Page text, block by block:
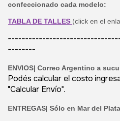
confeccionado cada modelo:
TABLA DE TALLES (click en el
--------
ENVIOS| Correo Argentino a
Podés calcular el costo
"Calcular Envío".
ENTREGAS| Sólo en Mar del Plata